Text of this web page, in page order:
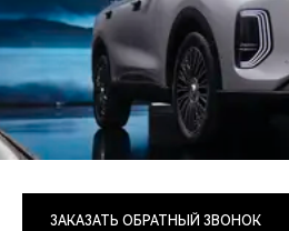
ЗАКАЗАТЬ ОБРАТНЫЙ ЗВОНОК